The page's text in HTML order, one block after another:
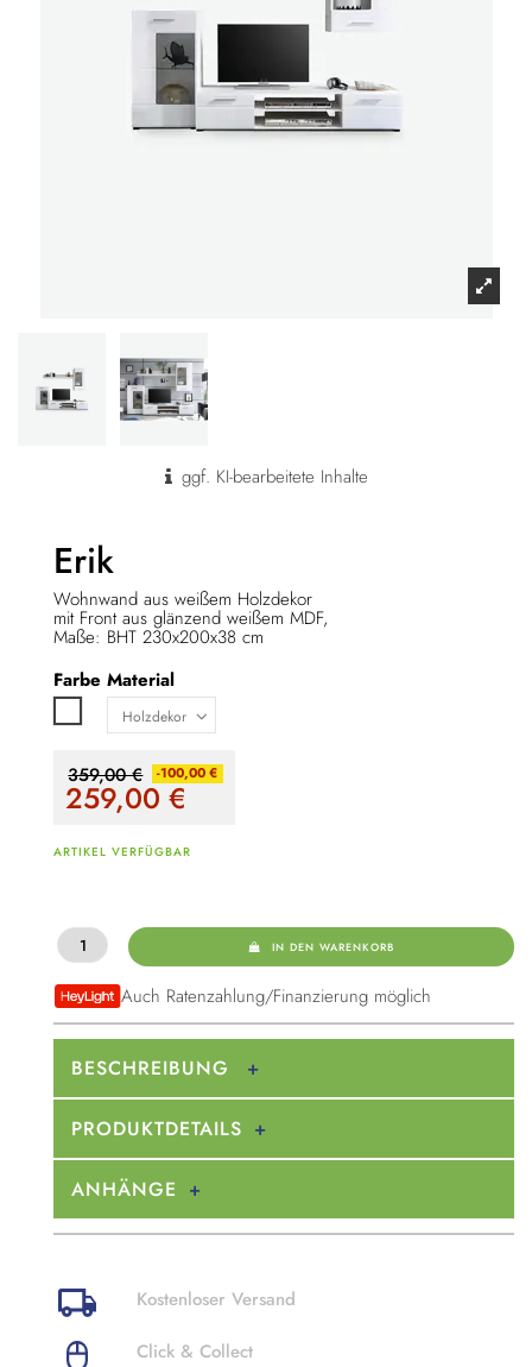
ggf. KI-bearbeitete Inhalte
Erik
Wohnwand aus weißem Holzdekor
mit Front aus glänzend weißem MDF,
Maße: BHT 230x200x38 cm
Farbe Material
359,00 € -100,00 €
259,00€
ARTIKEL VERFÜGBAR
IN DEN WARENKORB
Auch Ratenzahlung/Finanzierung möglich
BESCHREIBUNG
PRODUKTDETAILS
ANHÄNGE
Kostenloser Versand
Click & Collect